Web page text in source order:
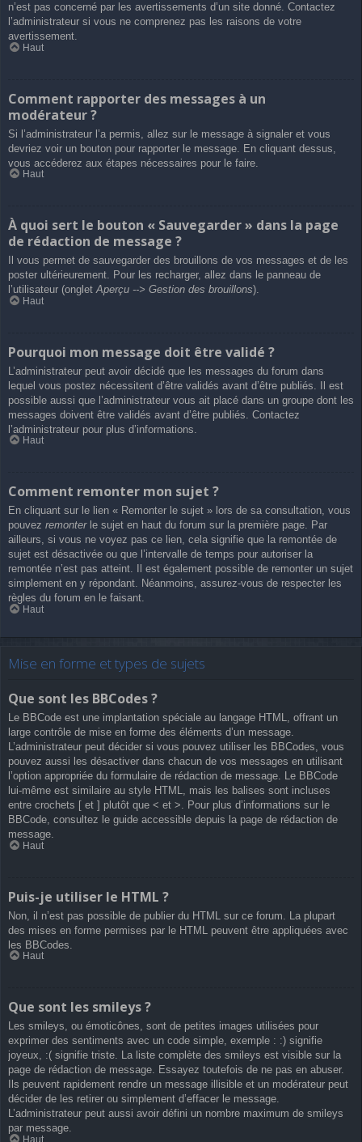
n’est pas concerné par les avertissements d’un site donné. Contactez
l’administrateur si vous ne comprenez pas les raisons de votre
avertissement.
Haut
Comment rapporter des messages à un
modérateur ?
Si l’administrateur l’a permis, allez sur le message à signaler et vous
devriez voir un bouton pour rapporter le message. En cliquant dessus,
vous accéderez aux étapes nécessaires pour le faire.
Haut
À quoi sert le bouton « Sauvegarder » dans la page
de rédaction de message ?
Il vous permet de sauvegarder des brouillons de vos messages et de les
poster ultérieurement. Pour les recharger, allez dans le panneau de
l’utilisateur (ongletAperçu --> Gestion des brouillons).
Haut
Pourquoi mon message doit être validé ?
L’administrateur peut avoir décidé que les messages du forum dans
lequel vous postez nécessitent d’être validés avant d’être publiés. Il est
possible aussi que l’administrateur vous ait placé dans un groupe dont les
messages doivent être validés avant d’être publiés. Contactez
l’administrateur pour plus d’informations.
Haut
Comment remonter mon sujet ?
En cliquant sur le lien « Remonter le sujet » lors de sa consultation, vous
pouvez remonterle sujet en haut du forum sur la première page. Par
ailleurs, si vous ne voyez pas ce lien, cela signifie que la remontée de
sujet est désactivée ou que l’intervalle de temps pour autoriser la
remontée n’est pas atteint. Il est également possible de remonter un sujet
simplement en y répondant. Néanmoins, assurez-vous de respecter les
règles du forum en le faisant.
Haut
Mise en forme et types de sujets
Que sont les BBCodes ?
Le BBCode est une implantation spéciale au langage HTML, offrant un
large contrôle de mise en forme des éléments d’un message.
L’administrateur peut décider si vous pouvez utiliser les BBCodes, vous
pouvez aussi les désactiver dans chacun de vos messages en utilisant
l’option appropriée du formulaire de rédaction de message. Le BBCode
lui-même est similaire au style HTML, mais les balises sont incluses
entre crochets [ et ] plutôt que < et >. Pour plus d’informations sur le
BBCode, consultez le guide accessible depuis la page de rédaction de
message.
Haut
Puis-je utiliser le HTML ?
Non, il n’est pas possible de publier du HTML sur ce forum. La plupart
des mises en forme permises par le HTML peuvent être appliquées avec
les BBCodes.
Haut
Que sont les smileys ?
Les smileys, ou émoticônes, sont de petites images utilisées pour
exprimer des sentiments avec un code simple, exemple : :) signifie
joyeux, :( signifie triste. La liste complète des smileys est visible sur la
page de rédaction de message. Essayez toutefois de ne pas en abuser.
Ils peuvent rapidement rendre un message illisible et un modérateur peut
décider de les retirer ou simplement d’effacer le message.
L’administrateur peut aussi avoir défini un nombre maximum de smileys
par message.
Haut